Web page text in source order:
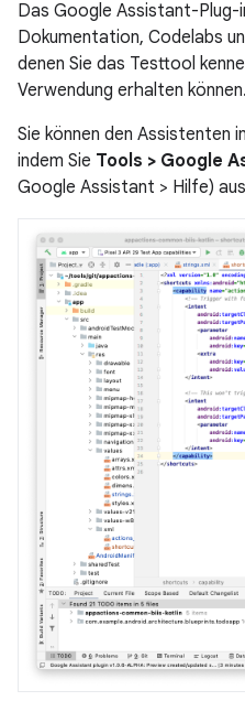
Das Google Assistant-Plug-
Dokumentation, Codelabs
denen Sie das Testtool
Verwendung erhalten können.
Sie können den Assistenten
indem Sie Tools > Google
Google Assistant > Hilfe)